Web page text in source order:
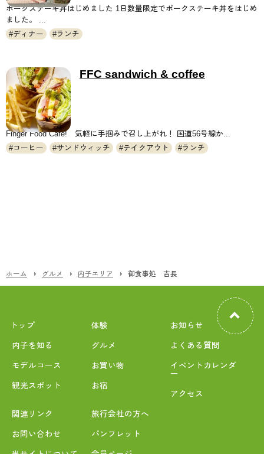
ポークステーキ丼はじめました 1日数量限定でポークステーキ丼をはじめ
ました。 ...
ディナー
ランチ
FFC sandwich & coffee
Finger Food Cafe! 気軽に手掴みで召し上がれ！ 国道56号線か...
コーヒー
サンドウィッチ テイクアウト ランチ
ホーム グルメ 内子エリア 御食事処 吉長
トップ
内子を知る
モデルコース
観光スポット
体験
グルメ
お買い物
お宿
お知らせ
よくある質問
イベントカレンダ
ー
アクセス
関連リンク
お問い合わせ
旅行会社の方へ
パンフレット